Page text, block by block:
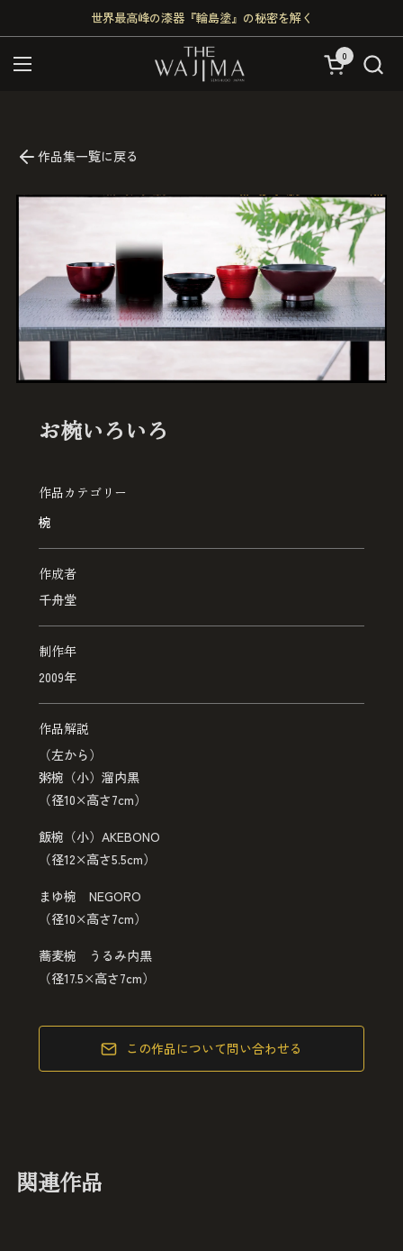
コンテンツへスキップ世界最高峰の漆器『輪島塗』の秘密を解く
カートを開く
0
メニューを開く
作品集一覧に戻る
お椀いろいろ
作品カテゴリー
椀
作成者
千舟堂
制作年
2009年
作品解説
（左から）
粥椀（小）溜内黒
（径10×高さ7cm）
飯椀（小）AKEBONO
（径12×高さ5.5cm）
まゆ椀 NEGORO
（径10×高さ7cm）
蕎麦椀 うるみ内黒
（径17.5×高さ7cm）
この作品について問い合わせる
関連作品